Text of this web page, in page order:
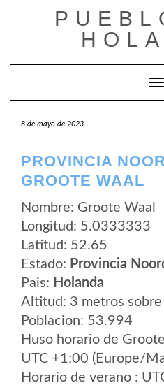
8 de mayo de 2023
PROVINCIA
GROOTE WAAL
Nombre: Groote Waal
Longitud: 5.0333333
Latitud: 52.65
Estado: Provincia
Pais: Holanda
Altitud: 3 metros sobre
Poblacion: 53.994
Huso horario de
UTC +1:00 (Europe/
Horario de verano :